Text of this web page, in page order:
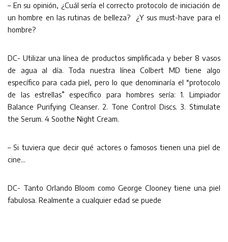
– En su opinión, ¿Cuál sería el correcto protocolo de iniciación de
un hombre en las rutinas de belleza? ¿Y sus must-have para el
hombre?
DC- Utilizar una línea de productos simplificada y beber 8 vasos
de agua al día. Toda nuestra línea Colbert MD tiene algo
específico para cada piel, pero lo que denominaría el “protocolo
de las estrellas” específico para hombres sería: 1. Limpiador
Balance Purifying Cleanser. 2. Tone Control Discs. 3. Stimulate
the Serum. 4 Soothe Night Cream.
– Si tuviera que decir qué actores o famosos tienen una piel de
cine…
DC- Tanto Orlando Bloom como George Clooney tiene una piel
fabulosa. Realmente a cualquier edad se puede